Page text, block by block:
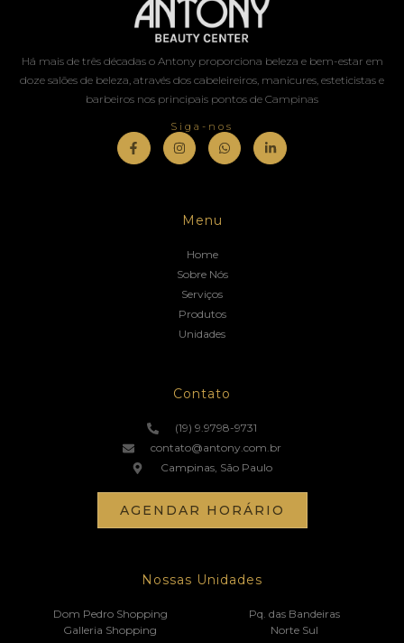
Há mais de três décadas o Antony proporciona beleza e bem-estar em
doze salões de beleza, através dos cabeleireiros, manicures, esteticistas e
barbeiros nos principais pontos de Campinas
Siga-nos
Menu
Home
Sobre Nós
Serviços
Produtos
Unidades
Contato
(19) 9.9798-9731
contato@antony.com.br
Campinas, São Paulo
AGENDAR HORÁRIO
Nossas Unidades
Dom Pedro Shopping
Galleria Shopping
Pq. das Bandeiras
Norte Sul